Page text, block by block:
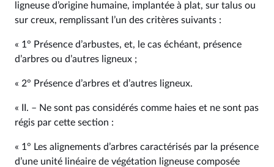
ligneuse d’origine humaine, implantée à plat, sur talus ou
sur creux, remplissant l’un des critères suivants :
« 1° Présence d’arbustes, et, le cas échéant, présence
d’arbres ou d’autres ligneux ;
« 2° Présence d’arbres et d’autres ligneux.
« II. – Ne sont pas considérés comme haies et ne sont pas
régis par cette section :
« 1° Les alignements d’arbres caractérisés par la présence
d’une unité linéaire de végétation ligneuse composée